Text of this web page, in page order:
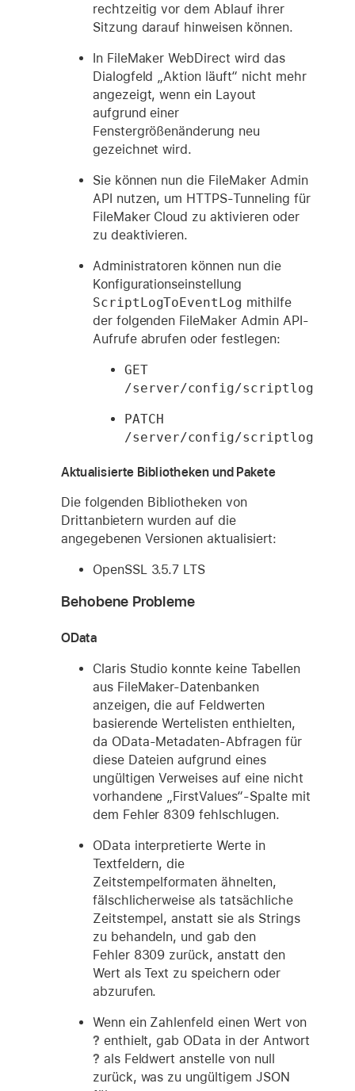
rechtzeitig vor dem Ablauf ihrer
Sitzung darauf hinweisen können.
In FileMaker WebDirect wird das
Dialogfeld „Aktion läuft“ nicht mehr
angezeigt, wenn ein Layout
aufgrund einer
Fenstergrößenänderung neu
gezeichnet wird.
Sie können nun die FileMaker Admin
API nutzen, um HTTPS-Tunneling für
FileMaker Cloud zu aktivieren oder
zu deaktivieren.
Administratoren können nun die
Konfigurationseinstellung
ScriptLogToEventLog mithilfe
der folgenden FileMaker Admin API-
Aufrufe abrufen oder festlegen:
GET
/server/config/
PATCH
/server/config/
Aktualisierte Bibliotheken und Pakete
Die folgenden Bibliotheken von
Drittanbietern wurden auf die
angegebenen Versionen aktualisiert:
OpenSSL 3.5.7 LTS
Behobene Probleme
OData
Claris Studio konnte keine Tabellen
aus FileMaker-Datenbanken
anzeigen, die auf Feldwerten
basierende Wertelisten enthielten,
da OData-Metadaten-Abfragen für
diese Dateien aufgrund eines
ungültigen Verweises auf eine nicht
vorhandene „FirstValues“-Spalte mit
dem Fehler 8309 fehlschlugen.
OData interpretierte Werte in
Textfeldern, die
Zeitstempelformaten ähnelten,
fälschlicherweise als tatsächliche
Zeitstempel, anstatt sie als Strings
zu behandeln, und gab den
Fehler 8309 zurück, anstatt den
Wert als Text zu speichern oder
abzurufen.
Wenn ein Zahlenfeld einen Wert von
? enthielt, gab OData in der Antwort
? als Feldwert anstelle von null
zurück, was zu ungültigem JSON